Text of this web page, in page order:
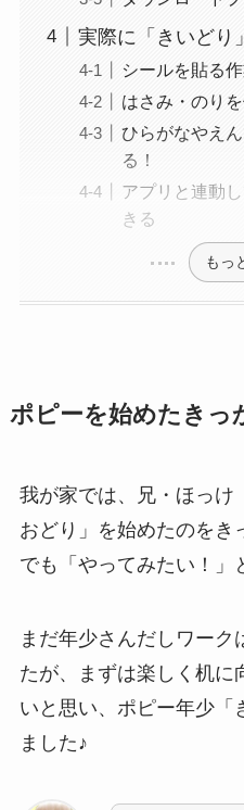
実際に「きいどり
シールを貼る
はさみ・のり
ひらがなやえ
る！
アプリと連動
きる
もっ
ポピーを始めたきっ
我が家では、兄・ほっけ
おどり」を始めたのをき
でも「やってみたい！」
まだ年少さんだしワーク
たが、まずは楽しく机に
いと思い、ポピー年少「
ました♪